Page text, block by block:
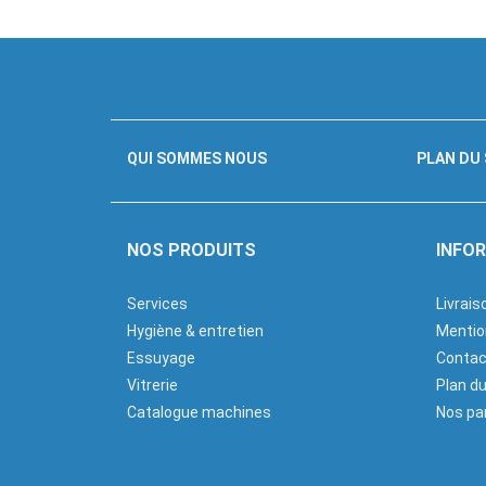
QUI SOMMES NOUS PLAN DU
NOS PRODUITS
Services
Hygiène & entretien
Essuyage
Vitrerie
Catalogue machines
Plan
Nos